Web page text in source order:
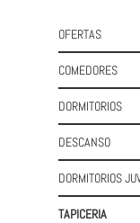
OFERTAS
COMEDORES
DORMITORIOS
DESCANSO
DORMITORIOS
TAPICERIA